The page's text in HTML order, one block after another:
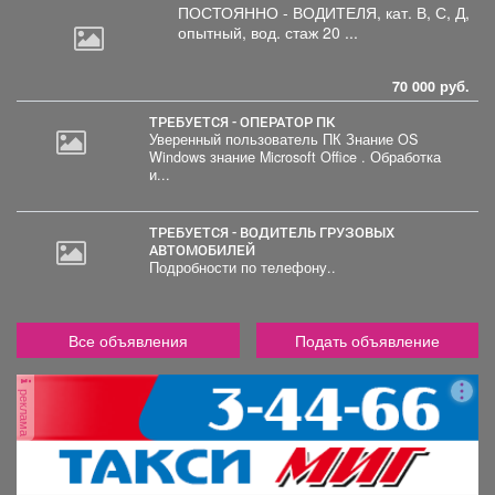
ПОСТОЯННО - ВОДИТЕЛЯ, кат. В, С, Д,
опытный, вод. стаж 20 ...
70 000 руб.
ТРЕБУЕТСЯ - ОПЕРАТОР ПК
Уверенный пользователь ПК Знание OS
Windows знание Microsoft Office . Обработка
и...
ТРЕБУЕТСЯ - ВОДИТЕЛЬ ГРУЗОВЫХ
АВТОМОБИЛЕЙ
Подробности по телефону..
Все объявления Подать объявление
реклама